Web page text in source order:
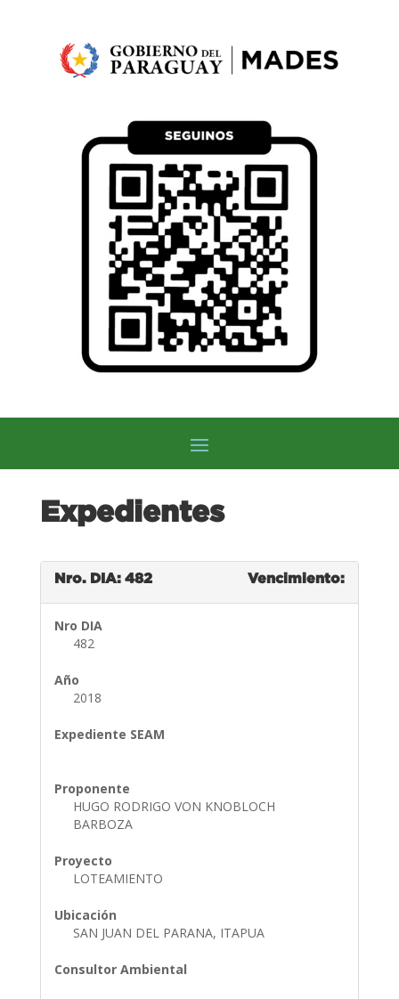
Expedientes
Nro. DIA: 482 Vencimiento:
Nro DIA
482
Año
2018
Expediente SEAM
Proponente
HUGO RODRIGO VON KNOBLOCH
BARBOZA
Proyecto
LOTEAMIENTO
Ubicación
SAN JUAN DEL PARANA, ITAPUA
Consultor Ambiental